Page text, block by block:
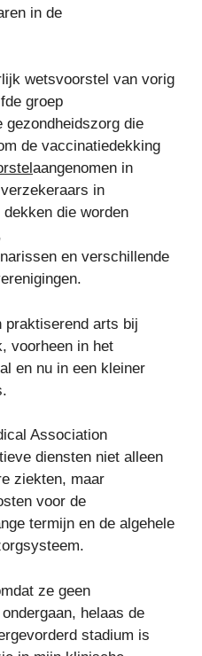
in de
wetsvoorstel van vorig
groep
gezondheidszorg die
de vaccinatiedekking
aangenomen in
in
die worden
en verschillende
praktiserend arts bij
voorheen in het
en nu in een kleiner
Association
diensten niet alleen
ziekten, maar
voor de
termijn en de algehele
ze geen
helaas de
stadium is